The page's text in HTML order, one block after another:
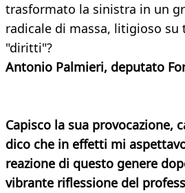
trasformato la sinistra in un
radicale di massa, litigioso
"diritti"?
Antonio Palmieri, deputato
Capisco la sua provocazione,
dico che in effetti mi
reazione di questo genere
vibrante riflessione del